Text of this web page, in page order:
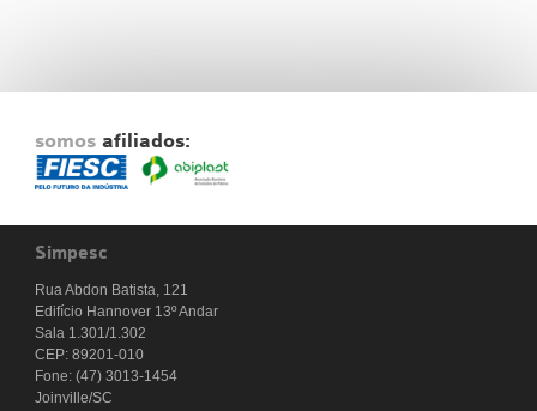
somos afiliados:
Simpesc
Rua Abdon Batista, 121
Edifício Hannover 13º Andar
Sala 1.301/1.302
CEP: 89201-010
Fone: (47) 3013-1454
Joinville/SC